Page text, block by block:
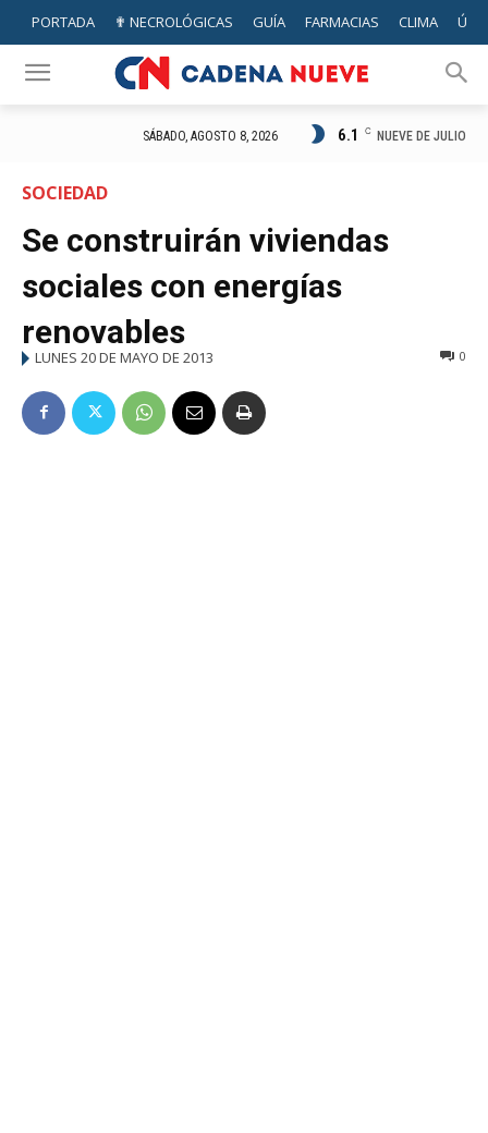
PORTADA ✟ NECROLÓGICAS GUÍA FARMACIAS CLIMA
SÁBADO, AGOSTO 8, 2026 6.1 C NUEVE DE JULIO
SOCIEDAD
Se construirán viviendas
sociales con energías
renovables
LUNES 20 DE MAYO DE 2013 0